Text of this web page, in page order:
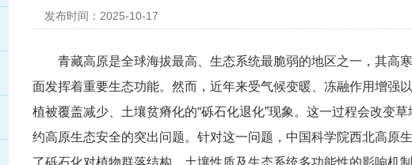
发布时间：2025-10-17
青藏高原是全球海拔最高、生态系统最脆弱的地区之一，其高
面发挥着重要生态功能。然而，近年来受气候变暖、冻融作用增强
植被覆盖减少、土壤贫瘠化的“砾石化退化”现象。这一过程会改变
约高原生态安全的突出问题。针对这一问题，中国科学院西北高原
了砾石化对植物群落结构、土壤性质及生态系统多功能性的影响机